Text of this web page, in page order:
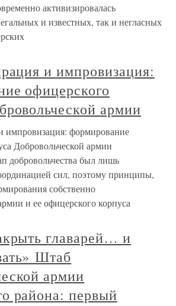
активизировалась
и известных, так и негласных
и импровизация:
офицерского
армии
импровизация: формирование
Добровольческой армии
добровольчества был лишь
сил, поэтому принципы,
собственно
и ее офицерского корпуса
главарей… и
Штаб
армии
района: первый